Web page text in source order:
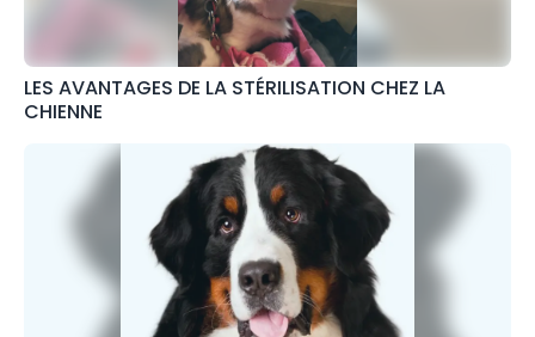
LES AVANTAGES DE LA STÉRILISATION CHEZ LA
CHIENNE